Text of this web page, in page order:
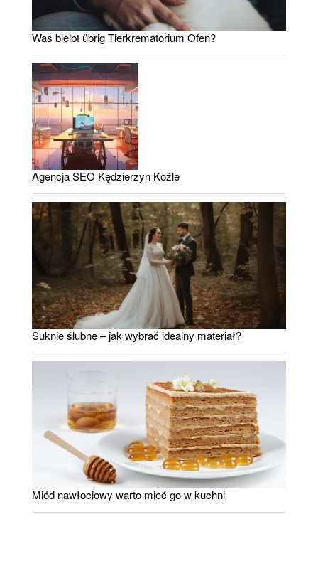
Was bleibt übrig Tierkrematorium Ofen?
Agencja SEO Kędzierzyn Koźle
Suknie ślubne – jak wybrać idealny materiał?
Miód nawłociowy warto mieć go w kuchni